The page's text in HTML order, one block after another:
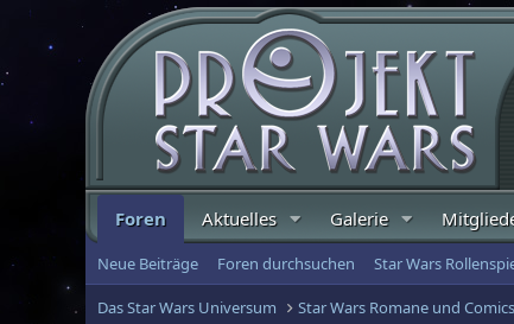
Foren Aktuelles Galerie
Neue Beiträge Foren durchsuchen Star Wars
Das Star Wars Universum Star Wars Romane und Comics